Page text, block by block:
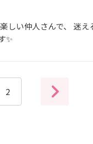
い仲人さんで、 迷
✨
2